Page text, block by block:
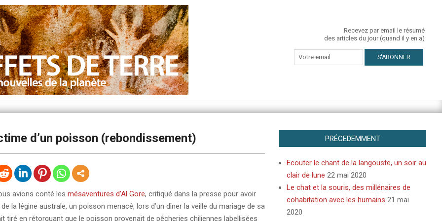
Recevez par email le résumé
des articles du jour (quand il y en a)
d’un poisson (rebondissement)
avions conté les mésaventures d’Al Gore, critiqué dans la presse pour avoir
la légine australe, un poisson menacé, lors d’un dîner la veille du mariage de sa
tiré en rétorquant que le poisson provenait de pêcheries chiliennes labellisées
PRÉCEDEMMENT
Ecouter le chant de la langouste, un soir au
clair de lune 22 mai 2020
Le chat et la souris, des millénaires de
cohabitation avec les humains 21 mai
2020